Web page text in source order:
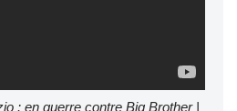
: en guerre contre Big Brother |